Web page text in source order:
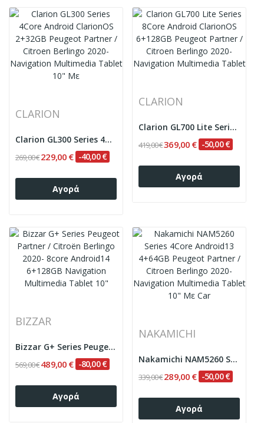
CLARION
Clarion GL300 Series 4Core Android ClarionOS...
269,00 €229,00 € -40,00 €
Αγορά
CLARION
Clarion GL700 Lite Series 8Core Android...
419,00 €369,00 € -50,00 €
Αγορά
BIZZAR
Bizzar G+ Series Peugeot Partner / Citroën...
569,00 €489,00 € -80,00 €
Αγορά
NAKAMICHI
Nakamichi NAM5260 Series 4Core Android13 4+64GB...
339,00 €289,00 € -50,00 €
Αγορά